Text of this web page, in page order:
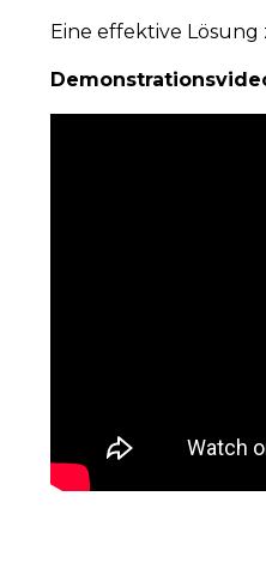
Eine effektive